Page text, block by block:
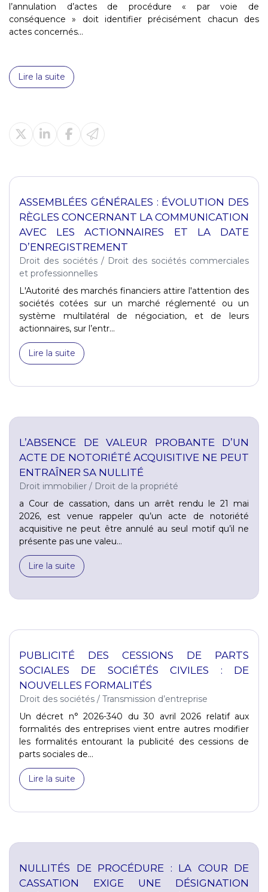
l’annulation d’actes de procédure « par voie de
conséquence » doit identifier précisément chacun des
actes concernés...
Lire la suite
ASSEMBLÉES GÉNÉRALES : ÉVOLUTION DES
RÈGLES CONCERNANT LA COMMUNICATION
AVEC LES ACTIONNAIRES ET LA DATE
D’ENREGISTREMENT
Droit des sociétés/ Droit des sociétés commerciales
et professionnelles
L'Autorité des marchés financiers attire l'attention des
sociétés cotées sur un marché réglementé ou un
système multilatéral de négociation, et de leurs
actionnaires, sur l’entr...
Lire la suite
L’ABSENCE DE VALEUR PROBANTE D’UN
ACTE DE NOTORIÉTÉ ACQUISITIVE NE PEUT
ENTRAÎNER SA NULLITÉ
Droit immobilier / Droit de la propriété
a Cour de cassation, dans un arrêt rendu le 21 mai
2026, est venue rappeler qu’un acte de notoriété
acquisitive ne peut être annulé au seul motif qu’il ne
présente pas une valeu...
Lire la suite
PUBLICITÉ DES CESSIONS DE PARTS
SOCIALES DE SOCIÉTÉS CIVILES : DE
NOUVELLES FORMALITÉS
Droit des sociétés / Transmission d’entreprise
Un décret n° 2026-340 du 30 avril 2026 relatif aux
formalités des entreprises vient entre autres modifier
les formalités entourant la publicité des cessions de
parts sociales de...
Lire la suite
NULLITÉS DE PROCÉDURE : LA COUR DE
CASSATION EXIGE UNE DÉSIGNATION